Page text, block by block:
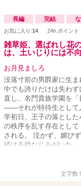
長編 完結
お気に入り:14 24h.ポイント
雑草姫、選ばれし花
は、土いじりには不
お月見ましろ
没落寸前の男爵家に生
中でも誇りだけは失わ
直し、名門貴族学園を「
――それが特待生として
学初日、王子の落とし
の秩序を乱す存在とし
される。 泣かず、媚び
続ける幼なじみがいた
道」を決して差し出さ
女の前に現れるのは、
王子として雑草を踏み
文字数